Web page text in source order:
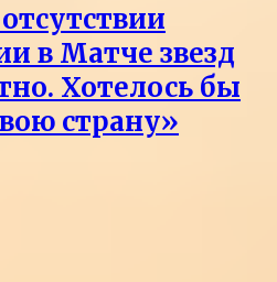
в Матче звезд
Хотелось бы
страну»